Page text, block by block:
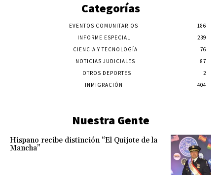
Categorías
EVENTOS COMUNITARIOS
186
INFORME ESPECIAL
239
CIENCIA Y TECNOLOGÍA
76
NOTICIAS JUDICIALES
87
OTROS DEPORTES
2
INMIGRACIÓN
404
Nuestra Gente
Hispano recibe distinción “El Quijote de la
Mancha”